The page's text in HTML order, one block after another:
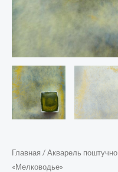
Главная /Акварель поштучно
«Мелководье»